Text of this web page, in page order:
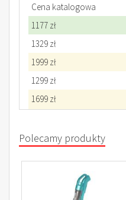
Cena katalogowa
1177 zł
1329 zł
1999 zł
1299 zł
1699 zł
Polecamy produkty